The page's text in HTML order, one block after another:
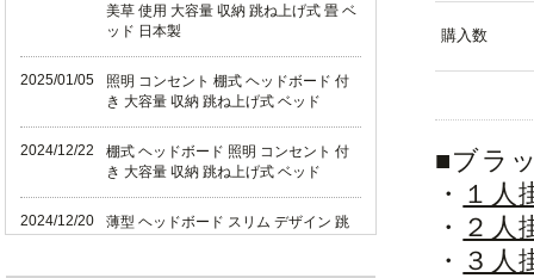
購入数
■ブラ
・ １人
・ ２人
・ ３人
美草 使用 大容量 収納 跳ね上げ式 畳 ベ
ッド 日本製
2025/01/05
照明 コンセント 棚式 ヘッドボード 付
き 大容量 収納 跳ね上げ式 ベッド
2024/12/22
棚式 ヘッドボード 照明 コンセント 付
き 大容量 収納 跳ね上げ式 ベッド
2024/12/20
薄型 ヘッドボード スリム デザイン 跳